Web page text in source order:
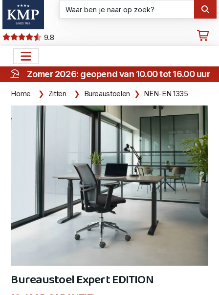
9.8
Zomer 2026: geopend van 10.00 tot 16.00 uur
Home Zitten Bureaustoelen NEN-EN 1335
Bureaustoel Expert EDITION